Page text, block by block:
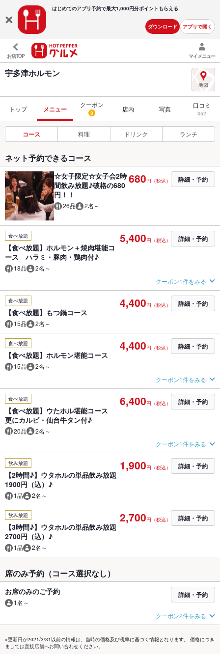
はじめてのアプリ予約で最大1,000円分ポイントもらえる
ダウンロード アプリで開く
お店TOP マイメニュー
宇多津ホルモン
トップ メニュー
クーポン
3 店内 写真 口コミ
352
コース 料理 ドリンク ランチ
ネット予約できるコース
☆女子限定☆女子会2時
間飲み放題♪破格の680
円！！
26品 2名～
680円（税込） 詳細・予約
食べ放題
【食べ放題】ホルモン＋焼肉堪能コ
ース ハラミ・豚肉・鶏肉付♪
18品 2名～
5,400円（税込） 詳細・予約
クーポン1件をみる
食べ放題
【食べ放題】もつ鍋コース
15品 2名～
4,400円（税込） 詳細・予約
食べ放題
【食べ放題】ホルモン堪能コース
15品 2名～
4,400円（税込） 詳細・予約
クーポン1件をみる
食べ放題
【食べ放題】ウたホル堪能コース
更にカルビ・仙台牛タン付♪
20品 2名～
6,400円（税込） 詳細・予約
クーポン1件をみる
飲み放題
【2時間♪】ウタホルの単品飲み放題
1900円（込）♪
1品 2名～
1,900円（税込） 詳細・予約
飲み放題
【3時間♪】ウタホルの単品飲み放題
2700円（込）♪
1品 2名～
2,700円（税込） 詳細・予約
席のみ予約（コース選択なし）
お席のみのご予約
1名～
詳細・予約
クーポン2件をみる
※更新日が2021/3/31以前の情報は、当時の価格及び税率に基づく情報となります。 価格につき
ましては直接店舗へお問い合わせください。